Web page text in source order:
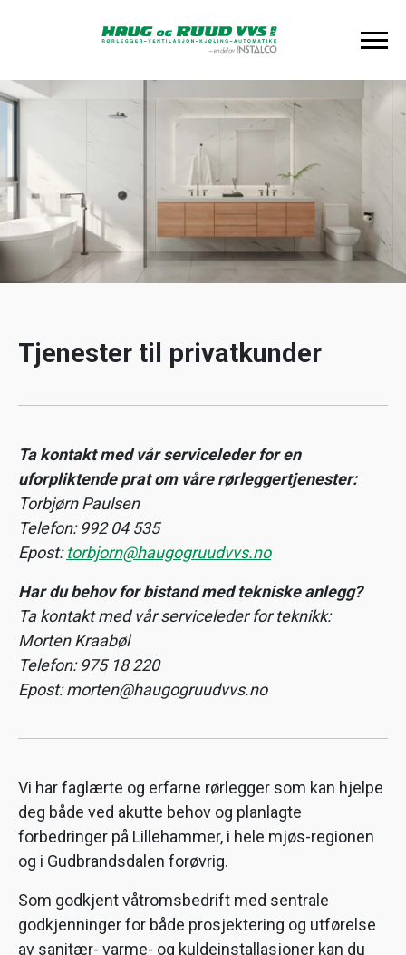
Tjenester til privatkunder
Ta kontakt med vår serviceleder for en
uforpliktende prat om våre rørleggertjenester:
Torbjørn Paulsen
Telefon: 992 04 535
Epost:torbjorn@haugogruudvvs.no
Har du behov for bistand med tekniske anlegg?
Ta kontakt med vår serviceleder for teknikk:
Morten Kraabøl
Telefon: 975 18 220
Epost: morten@haugogruudvvs.no
Vi har faglærte og erfarne rørlegger som kan hjelpe
deg både ved akutte behov og planlagte
forbedringer på Lillehammer, i hele mjøs-regionen
og i Gudbrandsdalen forøvrig.
Som godkjent våtromsbedrift med sentrale
godkjenninger for både prosjektering og utførelse
av sanitær- varme- og kuldeinstallasjoner kan du